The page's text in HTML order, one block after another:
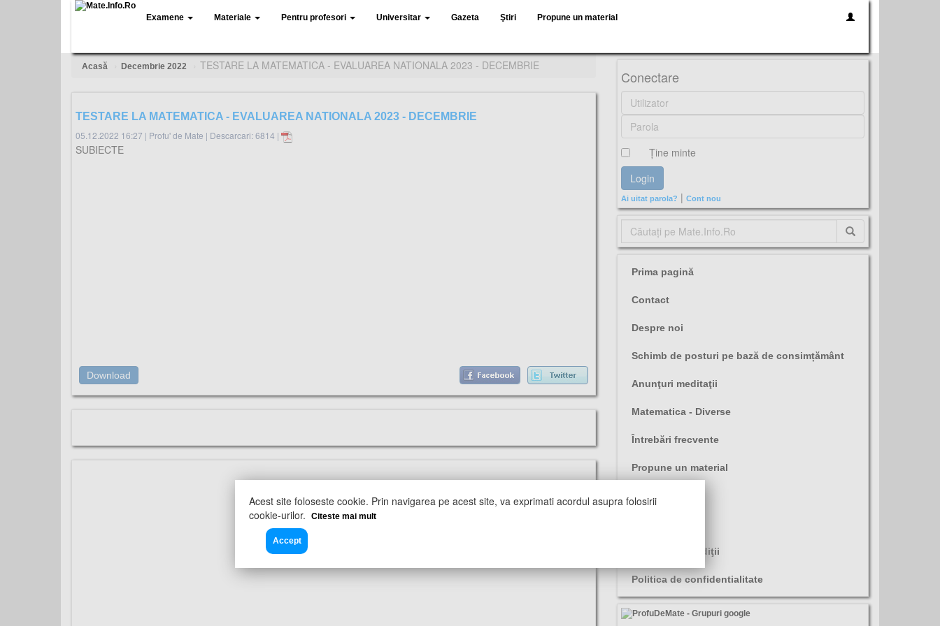
Examene Materiale Pentru profesori Universitar Gazeta Ştiri Propune un material
Acasă Decembrie 2022 TESTARE LA MATEMATICA - EVALUAREA NATIONALA 2023 - DECEMBRIE
TESTARE LA MATEMATICA - EVALUAREA NATIONALA 2023 - DECEMBRIE
05.12.2022 16:27 | Profu' de Mate | Descarcari: 6814 |
SUBIECTE
Download
Conectare
Ţine minte
Ai uitat parola? | Cont nou
Prima pagină
Contact
Despre noi
Schimb de posturi pe bază de consimțământ
Anunţuri meditaţii
Matematica - Diverse
Întrebări frecvente
Propune un material
Legături utile
Termeni si condiţii
Politica de confidentialitate
Acest site foloseste cookie. Prin navigarea pe acest site, va exprimati acordul asupra folosirii
cookie-urilor.
Citeste mai mult
Accept